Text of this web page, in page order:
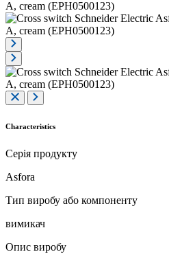
Characteristics
Серія продукту
Asfora
Тип виробу або компоненту
вимикач
Опис виробу